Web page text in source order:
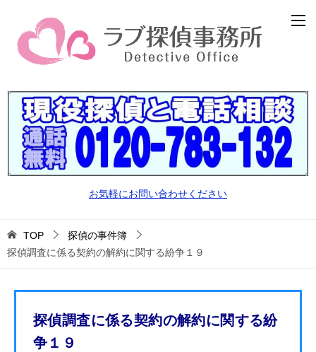
お気軽にお問い合わせください
TOP
探偵の事件簿
探偵調査に係る契約の解約に関する紛争１９
探偵調査に係る契約の解約に関する紛
争１９